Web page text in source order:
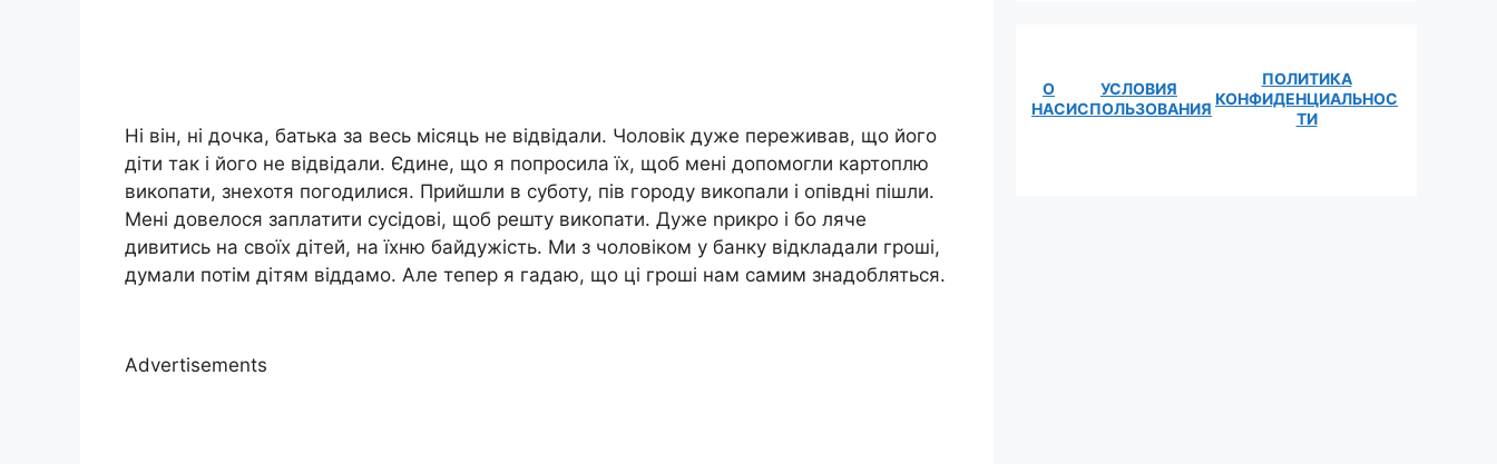
Ні він, ні дочка, батька за весь місяць не відвідали. Чоловік дуже переживав, що його
діти так і його не відвідали. Єдине, що я попросила їх, щоб мені допомогли картоплю
викопати, знехотя погодилися. Прийшли в суботу, пів городу викопали і опівдні пішли.
Мені довелося заплатити сусідові, щоб решту викопати. Дуже nрикро і бо ляче
дивитись на своїх дітей, на їхню байдужість. Ми з чоловіком у банку відкладали гроші,
думали потім дітям віддамо. Але тепер я гадаю, що ці гроші нам самим знадобляться.
Advertisements
О
НАС
УСЛОВИЯ
ИСПОЛЬЗОВАНИЯ
ПОЛИТИКА
КОНФИДЕНЦИАЛЬНОС
ТИ